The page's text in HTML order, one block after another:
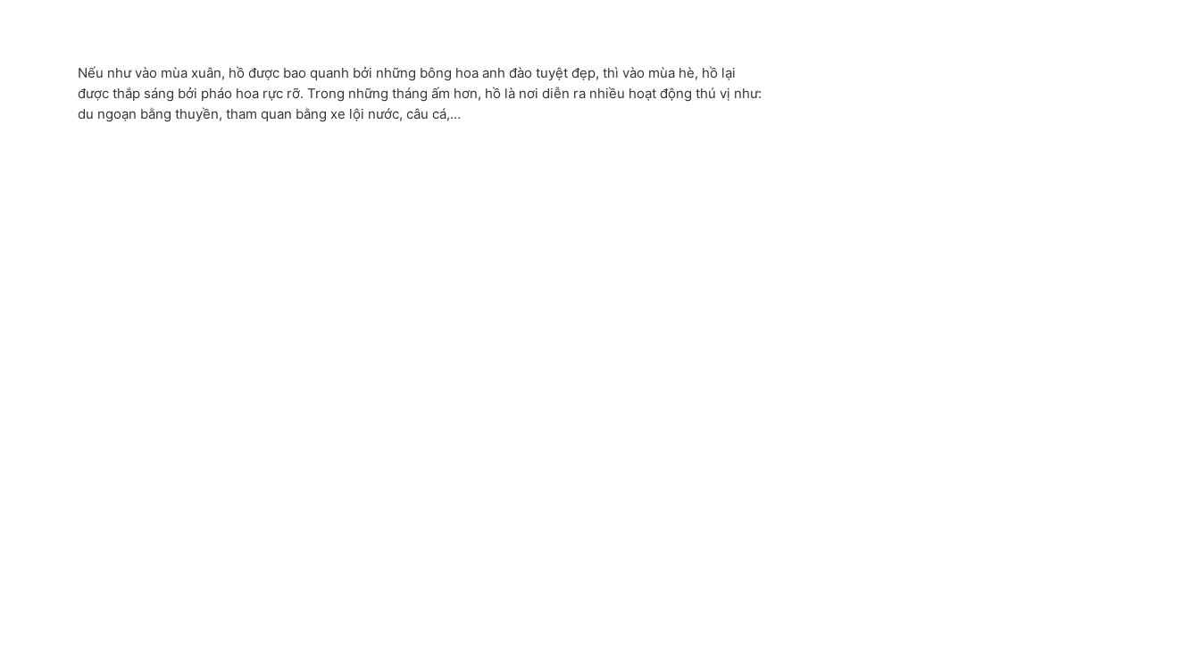
Nếu như vào mùa xuân, hồ được bao quanh bởi những bông hoa anh đào tuyệt đẹp, thì vào mùa hè, hồ lại
được thắp sáng bởi pháo hoa rực rỡ. Trong những tháng ấm hơn, hồ là nơi diễn ra nhiều hoạt động thú vị như:
du ngoạn bằng thuyền, tham quan bằng xe lội nước, câu cá,…